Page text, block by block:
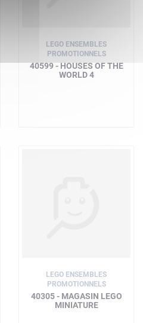
LEGO ENSEMBLES
PROMOTIONNELS
40599 - HOUSES OF THE
WORLD 4
LEGO ENSEMBLES
PROMOTIONNELS
40305 - MAGASIN LEGO
MINIATURE